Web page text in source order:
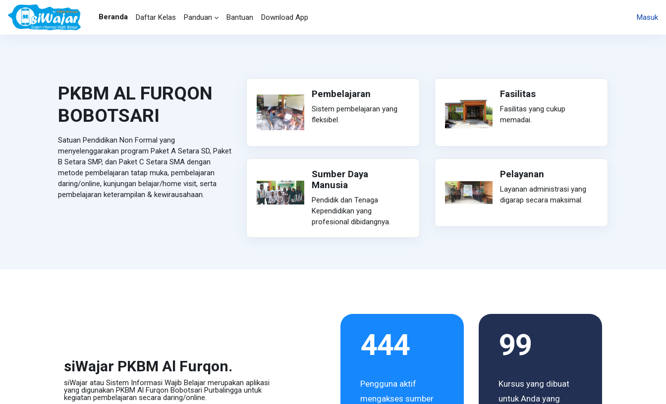
Lewati ke konten utama
Beranda
Daftar Kelas Panduan Bantuan Download App Masuk
PKBM AL FURQON
BOBOTSARI
Satuan Pendidikan Non Formal yang
menyelenggarakan program Paket A Setara SD, Paket
B Setara SMP, dan Paket C Setara SMA dengan
metode pembelajaran tatap muka, pembelajaran
daring/online, kunjungan belajar/home visit, serta
pembelajaran keterampilan & kewirausahaan.
Pembelajaran
Sistem pembelajaran yang
fleksibel.
Fasilitas
Fasilitas yang cukup
memadai.
Sumber Daya
Manusia
Pendidik dan Tenaga
Kependidikan yang
profesional dibidangnya.
Pelayanan
Layanan administrasi yang
digarap secara maksimal.
siWajar PKBM Al Furqon.
siWajar atau Sistem Informasi Wajib Belajar merupakan aplikasi
yang digunakan PKBM Al Furqon Bobotsari Purbalingga untuk
kegiatan pembelajaran secara daring/online.
444
Pengguna aktif
mengakses sumber
99
Kursus yang dibuat
untuk Anda yang